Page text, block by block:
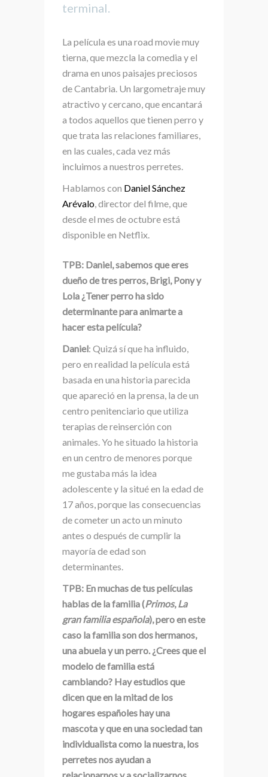
terminal.
La película es una road movie muy
tierna, que mezcla la comedia y el
drama en unos paisajes preciosos
de Cantabria. Un largometraje muy
atractivo y cercano, que encantará
a todos aquellos que tienen perro y
que trata las relaciones familiares,
en las cuales, cada vez más
incluimos a nuestros perretes.
Hablamos con Daniel Sánchez
Arévalo, director del filme, que
desde el mes de octubre está
disponible en Netflix.
TPB: Daniel, sabemos que eres
dueño de tres perros, Brigi, Pony y
Lola ¿Tener perro ha sido
determinante para animarte a
hacer esta película?
Daniel: Quizá sí que ha influido,
pero en realidad la película está
basada en una historia parecida
que apareció en la prensa, la de un
centro penitenciario que utiliza
terapias de reinserción con
animales. Yo he situado la historia
en un centro de menores porque
me gustaba más la idea
adolescente y la situé en la edad de
17 años, porque las consecuencias
de cometer un acto un minuto
antes o después de cumplir la
mayoría de edad son
determinantes.
TPB: En muchas de tus películas
hablas de la familia (Primos,La
gran familia española), pero en este
caso la familia son dos hermanos,
una abuela y un perro. ¿Crees que el
modelo de familia está
cambiando? Hay estudios que
dicen que en la mitad de los
hogares españoles hay una
mascota y que en una sociedad tan
individualista como la nuestra, los
perretes nos ayudan a